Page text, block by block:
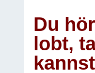
Du
lobt,